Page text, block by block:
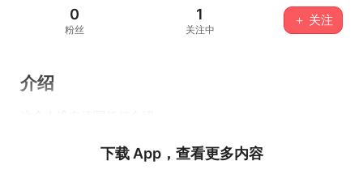
0
粉丝
1
关注中
＋ 关注
介绍
下载 App，查看更多内容